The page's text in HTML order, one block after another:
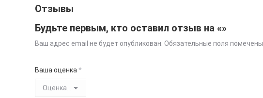
Отзывы
Будьте первым, кто оставил отзыв на «»
Ваш адрес email не будет опубликован. Обязательные поля помечены
Ваша оценка*